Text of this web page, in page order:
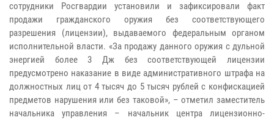
сотрудники Росгвардии установили и зафиксировали факт
продажи гражданского оружия без соответствующего
разрешения (лицензии), выдаваемого федеральным органом
исполнительной власти. «За продажу данного оружия с дульной
энергией более 3 Дж без соответствующей лицензии
предусмотрено наказание в виде административного штрафа на
должностных лиц от 4 тысяч до 5 тысяч рублей с конфискацией
предметов нарушения или без таковой», – отметил заместитель
начальника управления – начальник центра лицензионно-